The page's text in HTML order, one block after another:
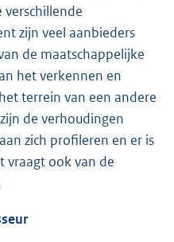
verschillende
zijn veel aanbieders
de maatschappelijke
het verkennen en
terrein van een andere
de verhoudingen
zich profileren en er is
vraagt ook van de